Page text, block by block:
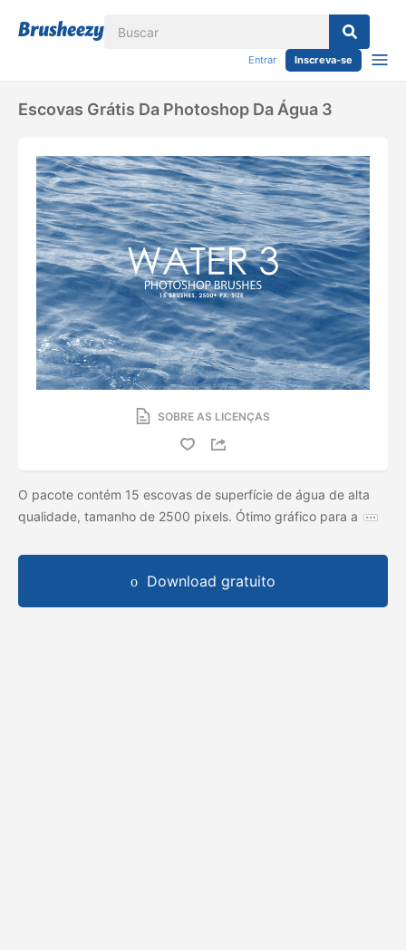
Entrar Inscreva-se
Escovas Grátis Da Photoshop Da Água 3
SOBRE AS LICENÇAS
O pacote contém 15 escovas de superfície de água de alta
qualidade, tamanho de 2500 pixels. Ótimo gráfico para a
Download gratuito